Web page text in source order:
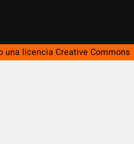
una licencia Creative Commons